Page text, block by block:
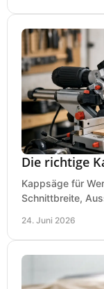
Die richtige
Kappsäge für
Schnittbreite,
24. Juni 2026